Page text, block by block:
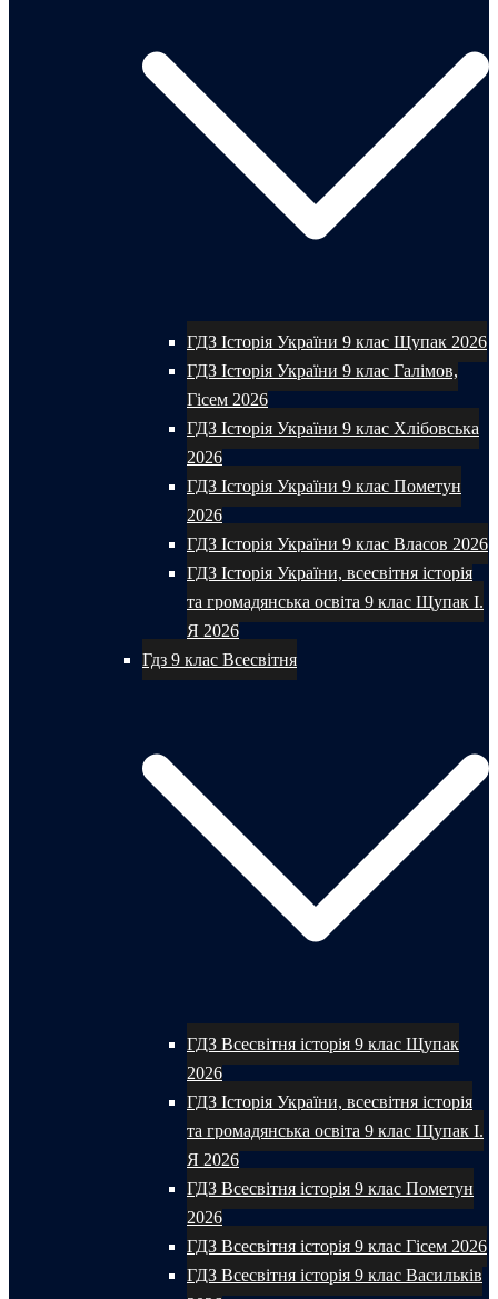
ГДЗ Історія України 9 клас Щупак 2026
ГДЗ Історія України 9 клас Галімов,
Гісем 2026
ГДЗ Історія України 9 клас Хлібовська
2026
ГДЗ Історія України 9 клас Пометун
2026
ГДЗ Історія України 9 клас Власов 2026
ГДЗ Історія України, всесвітня історія
та громадянська освіта 9 клас Щупак І.
Я 2026
Гдз 9 клас Всесвітня
ГДЗ Всесвітня історія 9 клас Щупак
2026
ГДЗ Історія України, всесвітня історія
та громадянська освіта 9 клас Щупак І.
Я 2026
ГДЗ Всесвітня історія 9 клас Пометун
2026
ГДЗ Всесвітня історія 9 клас Гісем 2026
ГДЗ Всесвітня історія 9 клас Васильків